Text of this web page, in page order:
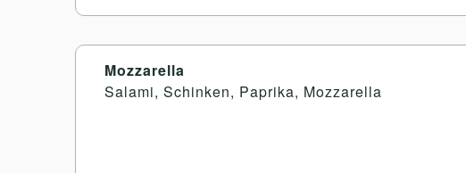
Mozzarella
Salami, Schinken, Paprika, Mozzarella